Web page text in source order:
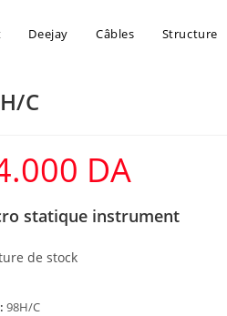
Deejay Câbles Structure
C
DA
statique instrument
de stock
98H/C